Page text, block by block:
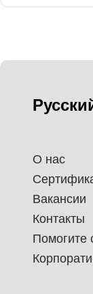
О нас
Вакансии
Контакты
Помогите